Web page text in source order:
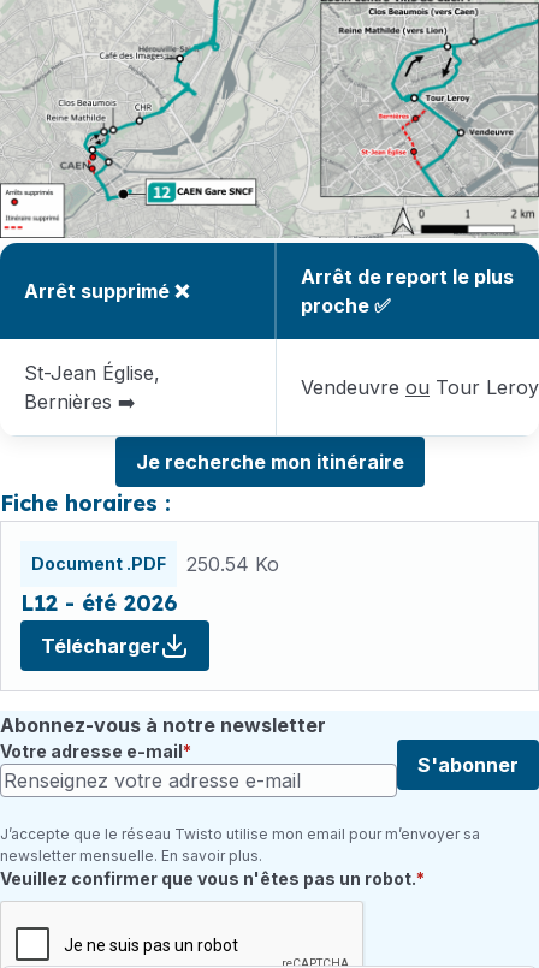
Arrêt supprimé ❌
Arrêt de report le plus
proche ✅
St-Jean Église,
Bernières ➡️
Vendeuvre ou Tour Leroy
Je recherche mon itinéraire
Fiche horaires :
Document .PDF 250.54 Ko
L12 - été 2026
Télécharger
Abonnez-vous à notre newsletter
Votre adresse e-mail
S'abonner
J’accepte que le réseau Twisto utilise mon email pour m’envoyer sa
newsletter mensuelle. En savoir plus.
Champ requis
Veuillez confirmer que vous n'êtes pas un robot.